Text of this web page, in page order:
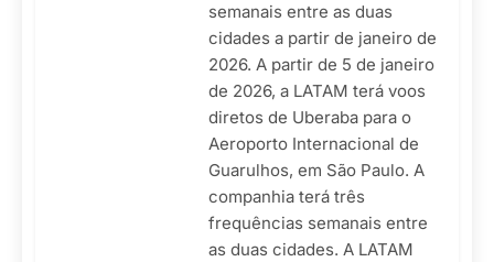
semanais entre as duas
cidades a partir de janeiro de
2026. A partir de 5 de janeiro
de 2026, a LATAM terá voos
diretos de Uberaba para o
Aeroporto Internacional de
Guarulhos, em São Paulo. A
companhia terá três
frequências semanais entre
as duas cidades. A LATAM